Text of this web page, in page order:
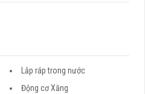
Lắp ráp trong nước
Động cơ Xăng